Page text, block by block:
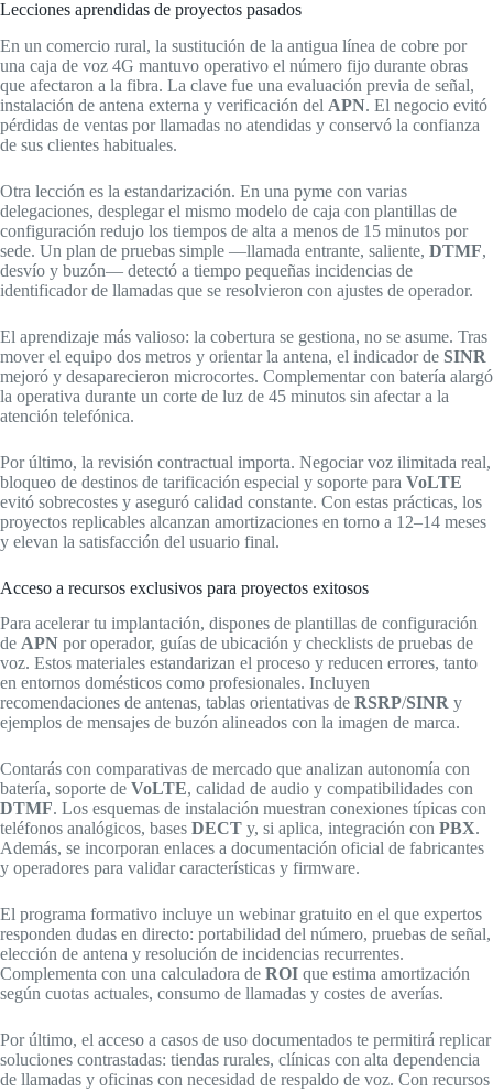
Lecciones aprendidas de proyectos pasados
En un comercio rural, la sustitución de la antigua línea de cobre por
una caja de voz 4G mantuvo operativo el número fijo durante obras
que afectaron a la fibra. La clave fue una evaluación previa de señal,
instalación de antena externa y verificación del APN. El negocio evitó
pérdidas de ventas por llamadas no atendidas y conservó la confianza
de sus clientes habituales.
Otra lección es la estandarización. En una pyme con varias
delegaciones, desplegar el mismo modelo de caja con plantillas de
configuración redujo los tiempos de alta a menos de 15 minutos por
sede. Un plan de pruebas simple —llamada entrante, saliente, DTMF,
desvío y buzón— detectó a tiempo pequeñas incidencias de
identificador de llamadas que se resolvieron con ajustes de operador.
El aprendizaje más valioso: la cobertura se gestiona, no se asume. Tras
mover el equipo dos metros y orientar la antena, el indicador de SINR
mejoró y desaparecieron microcortes. Complementar con batería alargó
la operativa durante un corte de luz de 45 minutos sin afectar a la
atención telefónica.
Por último, la revisión contractual importa. Negociar voz ilimitada real,
bloqueo de destinos de tarificación especial y soporte para VoLTE
evitó sobrecostes y aseguró calidad constante. Con estas prácticas, los
proyectos replicables alcanzan amortizaciones en torno a 12–14 meses
y elevan la satisfacción del usuario final.
Acceso a recursos exclusivos para proyectos exitosos
Para acelerar tu implantación, dispones de plantillas de configuración
de APN por operador, guías de ubicación y checklists de pruebas de
voz. Estos materiales estandarizan el proceso y reducen errores, tanto
en entornos domésticos como profesionales. Incluyen
recomendaciones de antenas, tablas orientativas de RSRP/SINR y
ejemplos de mensajes de buzón alineados con la imagen de marca.
Contarás con comparativas de mercado que analizan autonomía con
batería, soporte de VoLTE, calidad de audio y compatibilidades con
DTMF. Los esquemas de instalación muestran conexiones típicas con
teléfonos analógicos, bases DECT y, si aplica, integración con PBX.
Además, se incorporan enlaces a documentación oficial de fabricantes
y operadores para validar características y firmware.
El programa formativo incluye un webinar gratuito en el que expertos
responden dudas en directo: portabilidad del número, pruebas de señal,
elección de antena y resolución de incidencias recurrentes.
Complementa con una calculadora de ROI que estima amortización
según cuotas actuales, consumo de llamadas y costes de averías.
Por último, el acceso a casos de uso documentados te permitirá replicar
soluciones contrastadas: tiendas rurales, clínicas con alta dependencia
de llamadas y oficinas con necesidad de respaldo de voz. Con recursos